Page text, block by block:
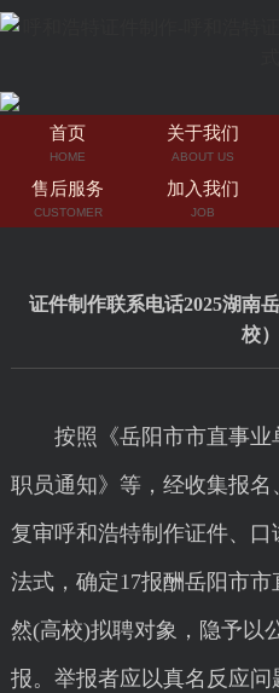
首页
HOME
关于我们
ABOUT US
售后服务
CUSTOMER
加入我们
JOB
证件制作联系电话2025湖南
校
按照《岳阳市市直事业
职员通知》等，经收集报
复审呼和浩特制作证件、
法式，确定17报酬岳阳市
然(高校)拟聘对象，隐予以
报。举报者应以真名反应